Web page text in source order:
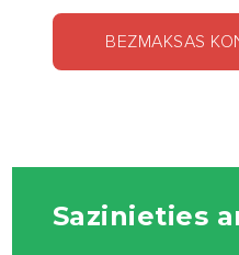
BEZMAKSAS
Sazinieties